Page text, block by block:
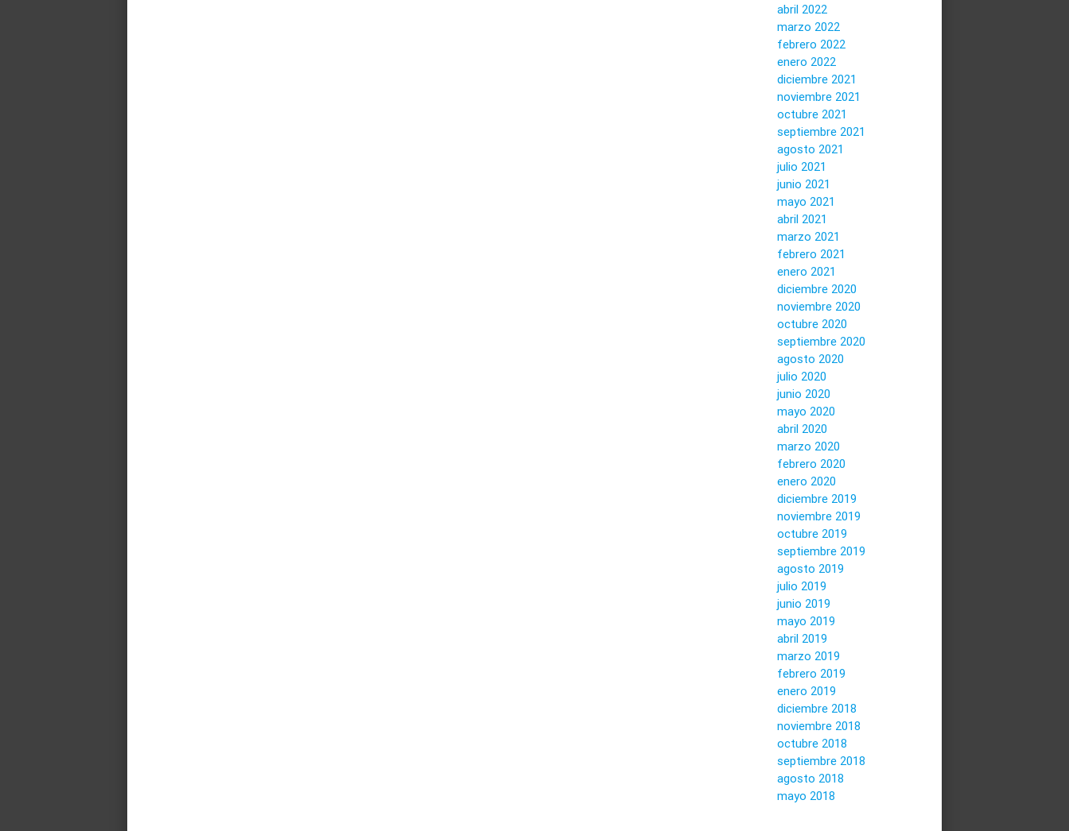
abril 2022
marzo 2022
febrero 2022
enero 2022
diciembre 2021
noviembre 2021
octubre 2021
septiembre 2021
agosto 2021
julio 2021
junio 2021
mayo 2021
abril 2021
marzo 2021
febrero 2021
enero 2021
diciembre 2020
noviembre 2020
octubre 2020
septiembre 2020
agosto 2020
julio 2020
junio 2020
mayo 2020
abril 2020
marzo 2020
febrero 2020
enero 2020
diciembre 2019
noviembre 2019
octubre 2019
septiembre 2019
agosto 2019
julio 2019
junio 2019
mayo 2019
abril 2019
marzo 2019
febrero 2019
enero 2019
diciembre 2018
noviembre 2018
octubre 2018
septiembre 2018
agosto 2018
mayo 2018